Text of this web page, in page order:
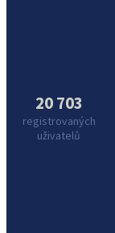
20 703
registrovaných
uživatelů